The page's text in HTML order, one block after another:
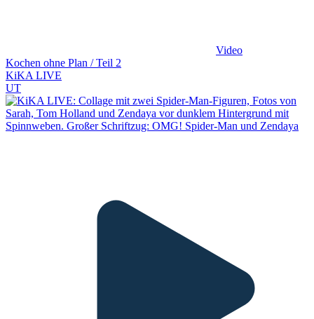
Video
Kochen ohne Plan / Teil 2
KiKA LIVE
UT